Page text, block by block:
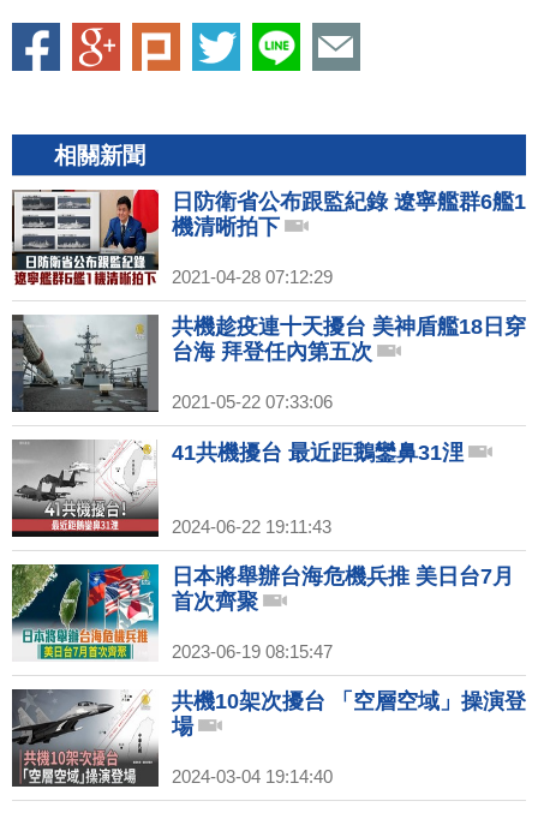
相關新聞
日防衛省公布跟監紀錄 遼寧艦群6艦1
機清晰拍下
2021-04-28 07:12:29
共機趁疫連十天擾台 美神盾艦18日穿
台海 拜登任內第五次
2021-05-22 07:33:06
41共機擾台 最近距鵝鑾鼻31浬
2024-06-22 19:11:43
日本將舉辦台海危機兵推 美日台7月
首次齊聚
2023-06-19 08:15:47
共機10架次擾台 「空層空域」操演登
場
2024-03-04 19:14:40